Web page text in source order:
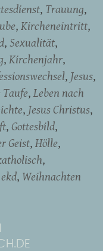
Trauung
Kircheneintritt
Sexualität
Kirchenjahr
Jesus
Leben nach
Jesus Christus
Gottesbild
Geist Hölle
ekd Weihnachten